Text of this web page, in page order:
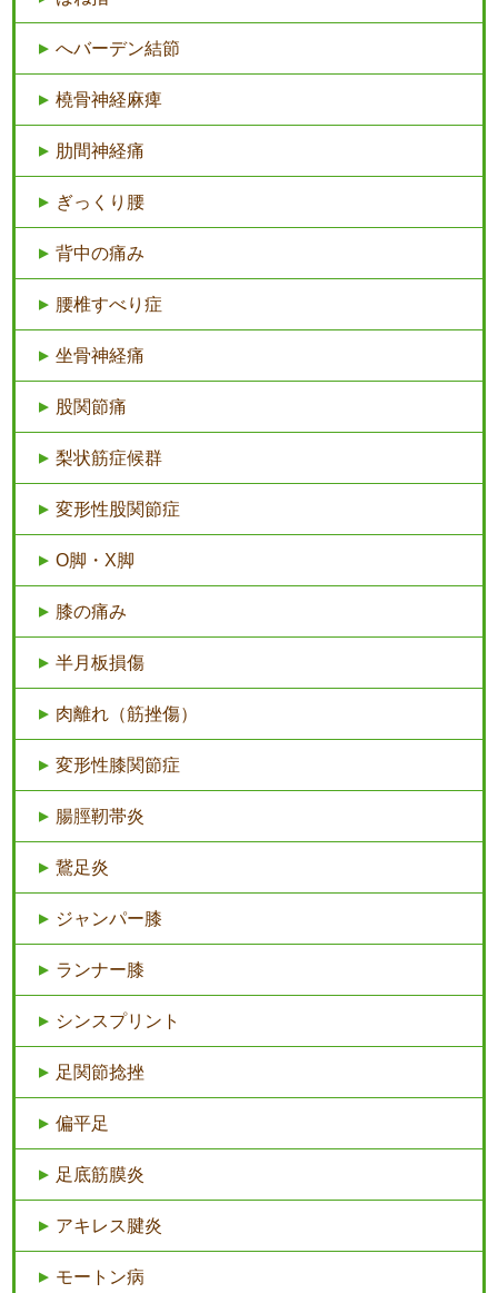
へバーデン結節
橈骨神経麻痺
肋間神経痛
ぎっくり腰
背中の痛み
腰椎すべり症
坐骨神経痛
股関節痛
梨状筋症候群
変形性股関節症
O脚・X脚
膝の痛み
半月板損傷
肉離れ（筋挫傷）
変形性膝関節症
腸脛靭帯炎
鵞足炎
ジャンパー膝
ランナー膝
シンスプリント
足関節捻挫
偏平足
足底筋膜炎
アキレス腱炎
モートン病